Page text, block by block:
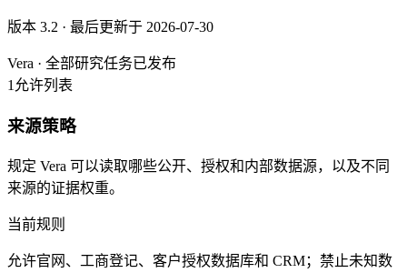
版本 3.2 · 最后更新于 2026-07-30
Vera · 全部研究任务已发布
1 允许列表
来源策略
规定 Vera 可以读取哪些公开、授权和内部数据源，以及不同
来源的证据权重。
当前规则
允许官网、工商登记、客户授权数据库和 CRM；禁止未知数